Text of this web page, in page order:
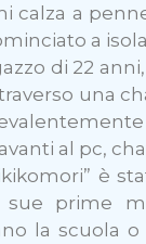
calza a
a
di 22
una
al pc,
è
prime
la scuola